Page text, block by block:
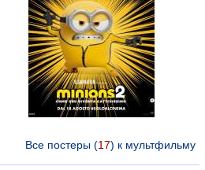
Все постеры (17) к мультфильму